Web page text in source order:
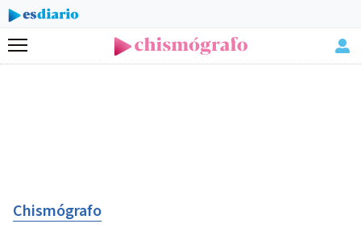
Menú
Chismógrafo